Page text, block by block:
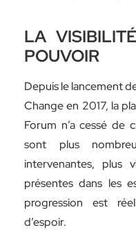
LA
POUVOIR
Depuis le lancement
Change en 2017, la
Forum n’a cessé de
sont plus
intervenantes, plus
présentes dans les
progression est
d’espoir.